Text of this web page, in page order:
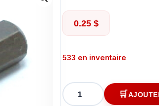
0.25 $
533 en inventaire
quantité
de